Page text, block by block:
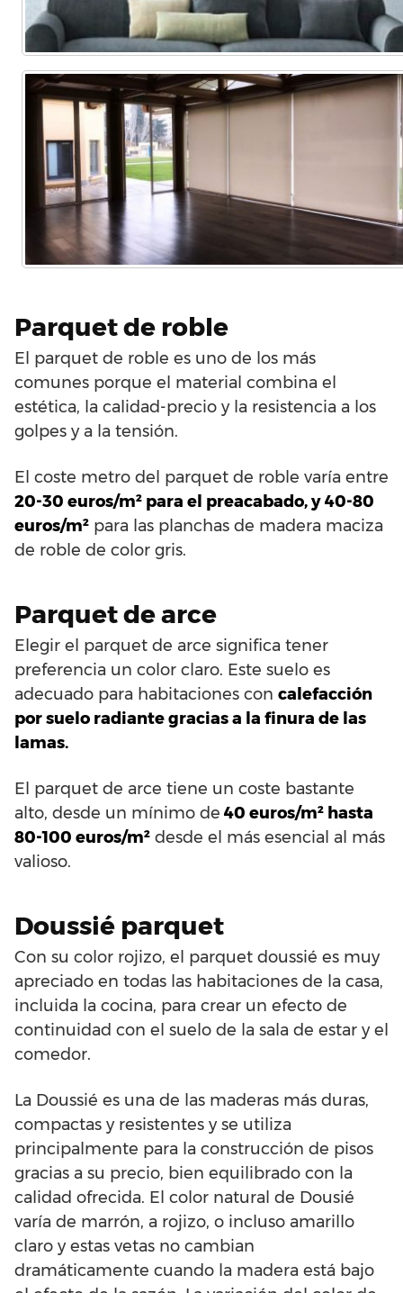
Parquet de roble
El parquet de roble es uno de los más
comunes porque el material combina el
estética, la calidad-precio y la resistencia a los
golpes y a la tensión.
El coste metro del parquet de roble varía entre
20-30 euros/m² para el preacabado, y 40-80
euros/m² para las planchas de madera maciza
de roble de color gris.
Parquet de arce
Elegir el parquet de arce significa tener
preferencia un color claro. Este suelo es
adecuado para habitaciones con calefacción
por suelo radiante gracias a la finura de las
lamas.
El parquet de arce tiene un coste bastante
alto, desde un mínimo de 40 euros/m² hasta
80-100 euros/m² desde el más esencial al más
valioso.
Doussié parquet
Con su color rojizo, el parquet doussié es muy
apreciado en todas las habitaciones de la casa,
incluida la cocina, para crear un efecto de
continuidad con el suelo de la sala de estar y el
comedor.
La Doussié es una de las maderas más duras,
compactas y resistentes y se utiliza
principalmente para la construcción de pisos
gracias a su precio, bien equilibrado con la
calidad ofrecida. El color natural de Dousié
varía de marrón, a rojizo, o incluso amarillo
claro y estas vetas no cambian
dramáticamente cuando la madera está bajo